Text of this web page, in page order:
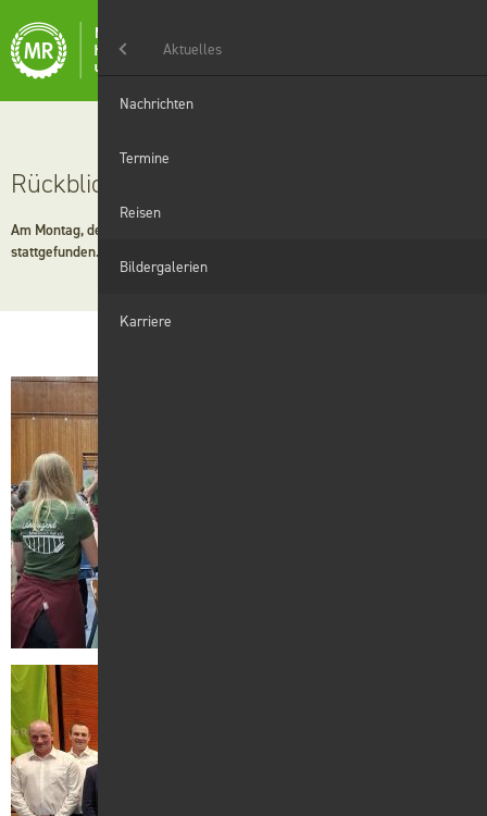
Rückblick Mitgliederversammlung 2026
Am Montag, den 02.03.2026 hat unsere Mitgliederversammlung in Sulzdorf
stattgefunden.
Menü
Aktuelles
Grünanlagen
Digitales
Karriere
Kontakt
Suche
Aktuelles
Nachrichten
Termine
Reisen
Bildergalerien
Karriere